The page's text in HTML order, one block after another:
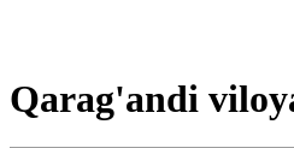
Qarag'andi